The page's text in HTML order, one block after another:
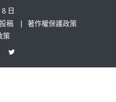
日
稿
著作權保護政策
策